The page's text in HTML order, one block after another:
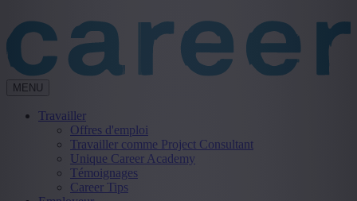
MENU
Travailler
Offres d'emploi
Travailler comme Project Consultant
Unique Career Academy
Témoignages
Career Tips